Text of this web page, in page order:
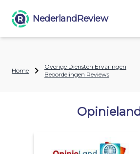
NederlandReview
Home
Overige Diensten Ervaringen
Beoordelingen Reviews
Opinieland